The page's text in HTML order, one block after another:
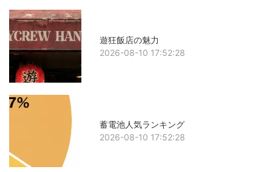
遊狂飯店の魅力
2026-08-10 17:52:28
蓄電池人気ランキング
2026-08-10 17:52:28